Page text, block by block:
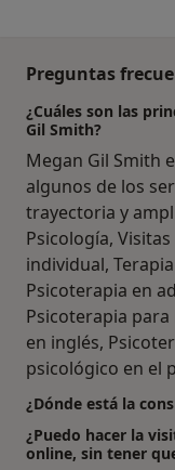
Preguntas
¿Cuáles son las
Gil Smith?
Megan Gil Smith
algunos de los
trayectoria y
Psicología,
individual,
Psicoterapia en
Psicoterapia
en inglés,
psicológico en el
¿Dónde está la
¿Puedo hacer la
online, sin tener